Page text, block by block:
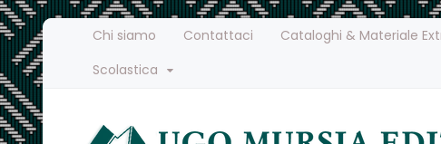
Chi siamo Contattaci Cataloghi & Materiale
Scolastica